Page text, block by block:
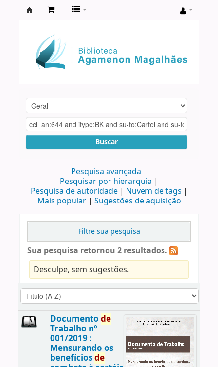
Agamenon
Magalhães
Buscar
Pesquisa avançada
Pesquisar por hierarquia
Pesquisa de autoridade
Nuvem de tags
Mais popular
Sugestões de aquisição
Filtre sua pesquisa
Sua pesquisa retornou 2 resultados.
Desculpe, sem sugestões.
Documento de
Trabalho nº
001/2019 :
Mensurando os
benefíciosde